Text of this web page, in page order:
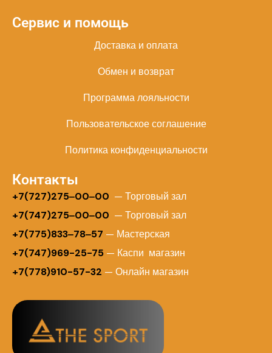
Сервис и помощь
Доставка и оплата
Обмен и возврат
Программа лояльности
Пользовательское соглашение
Политика конфиденциальности
Контакты
+7(727)275‒00‒00 — Торговый зал
+7(747)275‒00‒00 — Торговый зал
+7(775)833‒78‒57 — Мастерская
+7(747)969-25-75 — Каспи магазин
+7(778)910-57-32 — Онлайн магазин